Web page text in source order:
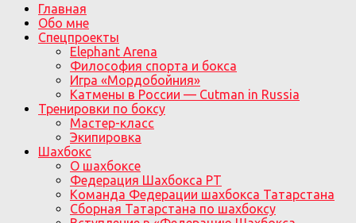
Главная
Обо мне
Спецпроекты
Elephant Arena
Философия спорта и бокса
Игра «Мордобойния»
Катмены в России — Cutman in Russia
Тренировки по боксу
Мастер-класс
Экипировка
Шахбокс
О шахбоксе
Федерация Шахбокса РТ
Команда Федерации шахбокса Татарстана
Сборная Татарстана по шахбоксу